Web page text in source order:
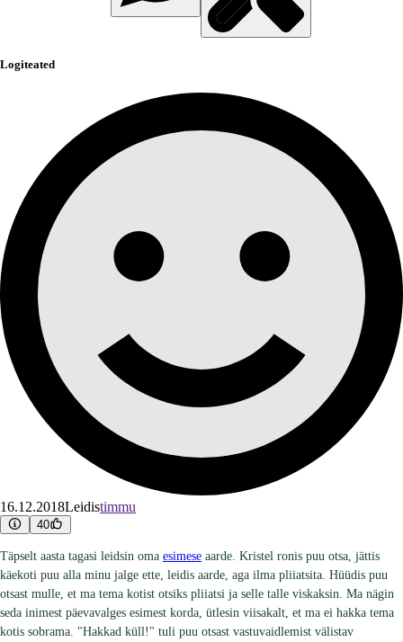
Logiteated
16.12.2018Leidistimmu
40
Täpselt aasta tagasi leidsin oma esimese aarde. Kristel ronis puu otsa, jättis
käekoti puu alla minu jalge ette, leidis aarde, aga ilma pliiatsita. Hüüdis puu
otsast mulle, et ma tema kotist otsiks pliiatsi ja selle talle viskaksin. Ma nägin
seda inimest päevavalges esimest korda, ütlesin viisakalt, et ma ei hakka tema
kotis sobrama. "Hakkad küll!" tuli puu otsast vastuvaidlemist välistav